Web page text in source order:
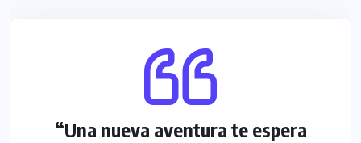
“Una nueva aventura te espera